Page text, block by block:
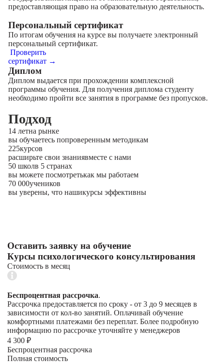
предоставляющая право на образовательную деятельность.
Персональный сертификат
По итогам обучения на курсе вы получаете электронный
персональный сертификат.
Проверить
сертификат →
Диплом
Диплом выдается при прохождении комплексной
программы обучения. Для получения диплома студенту
необходимо пройти все занятия в программе без пропусков.
Подход
14 летна рынке
вы обучаетесь попроверенным методикам
225курсов
расширьте свои знаниявместе с нами
50 школв 5 странах
вы можете посмотретькак мы работаем
70 000учеников
вы уверены, что нашикурсы эффективны
Оставить заявку на обучение
Курсы психологического консультирования
Стоимость в месяц
Беспроцентная рассрочка.
Рассрочка предоставляется по сроку - от 3 до 9 месяцев в
зависимости от кол-во занятий. Оплачивай обучение
комфортными платежами без переплат. Более подробную
информацию по рассрочке уточняйте у менеджеров
4 300 ₽
Беспроцентная рассрочка
Полная стоимость